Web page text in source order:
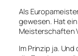
Als
gewesen. Hat
Meisterschaften
Im Prinzip ja.